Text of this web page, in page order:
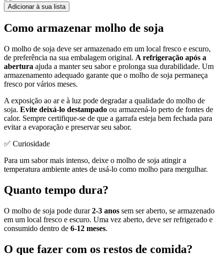
Adicionar à sua lista
Como armazenar molho de soja
O molho de soja deve ser armazenado em um local fresco e escuro,
de preferência na sua embalagem original. A refrigeração após a
abertura ajuda a manter seu sabor e prolonga sua durabilidade. Um
armazenamento adequado garante que o molho de soja permaneça
fresco por vários meses.
A exposição ao ar e à luz pode degradar a qualidade do molho de
soja. Evite deixá-lo destampado ou armazená-lo perto de fontes de
calor. Sempre certifique-se de que a garrafa esteja bem fechada para
evitar a evaporação e preservar seu sabor.
✅ Curiosidade
Para um sabor mais intenso, deixe o molho de soja atingir a
temperatura ambiente antes de usá-lo como molho para mergulhar.
Quanto tempo dura?
O molho de soja pode durar2-3 anos sem ser aberto, se armazenado
em um local fresco e escuro. Uma vez aberto, deve ser refrigerado e
consumido dentro de 6-12 meses.
O que fazer com os restos de comida?